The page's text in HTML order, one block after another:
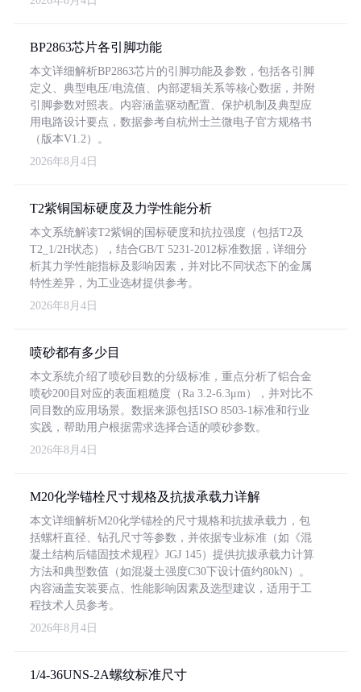
BP2863芯片各引脚功能
本文详细解析BP2863芯片的引脚功能及参数，包括各引脚
定义、典型电压/电流值、内部逻辑关系等核心数据，并附
引脚参数对照表。内容涵盖驱动配置、保护机制及典型应
用电路设计要点，数据参考自杭州士兰微电子官方规格书
（版本V1.2）。
2026年8月4日
T2紫铜国标硬度及力学性能分析
本文系统解读T2紫铜的国标硬度和抗拉强度（包括T2及
T2_1/2H状态），结合GB/T 5231-2012标准数据，详细分
析其力学性能指标及影响因素，并对比不同状态下的金属
特性差异，为工业选材提供参考。
2026年8月4日
喷砂都有多少目
本文系统介绍了喷砂目数的分级标准，重点分析了铝合金
喷砂200目对应的表面粗糙度（Ra 3.2-6.3μm），并对比不
同目数的应用场景。数据来源包括ISO 8503-1标准和行业
实践，帮助用户根据需求选择合适的喷砂参数。
2026年8月4日
M20化学锚栓尺寸规格及抗拔承载力详解
本文详细解析M20化学锚栓的尺寸规格和抗拔承载力，包
括螺杆直径、钻孔尺寸等参数，并依据专业标准（如《混
凝土结构后锚固技术规程》JGJ 145）提供抗拔承载力计算
方法和典型数值（如混凝土强度C30下设计值约80kN）。
内容涵盖安装要点、性能影响因素及选型建议，适用于工
程技术人员参考。
2026年8月4日
1/4-36UNS-2A螺纹标准尺寸